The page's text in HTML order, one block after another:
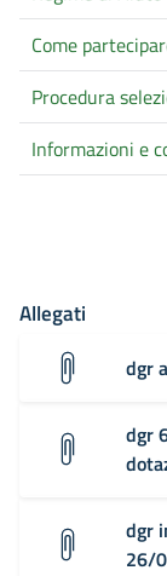
Come
Procedura
Informazioni e
Allegati
dgr
dgr
dgr
26/